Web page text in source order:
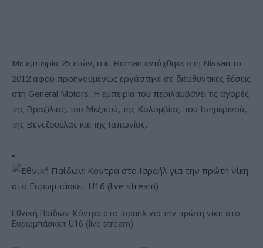
Με εμπειρία 25 ετών, ο κ. Roman εντάχθηκε στη Nissan το
2012 αφού προηγουμένως εργάστηκε σε διευθυντικές θέσεις
στη General Motors. Η εμπειρία του περιλαμβάνει τις αγορές
της Βραζιλίας, του Μεξικού, της Κολομβίας, του Ισημερινού,
της Βενεζουέλας και της Ιαπωνίας.
Εθνική Παίδων: Κόντρα στο Ισραήλ για την πρώτη νίκη στο
Ευρωμπάσκετ U16 (live stream)